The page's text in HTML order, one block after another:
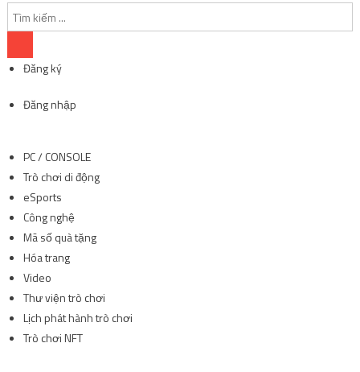
Đăng ký
Đăng nhập
PC / CONSOLE
Trò chơi di động
eSports
Công nghệ
Mã số quà tặng
Hóa trang
Video
Thư viện trò chơi
Lịch phát hành trò chơi
Trò chơi NFT